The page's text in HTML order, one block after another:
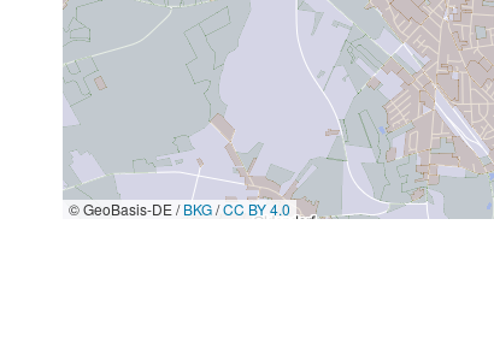
© GeoBasis-DE /BKG/CC BY 4.0